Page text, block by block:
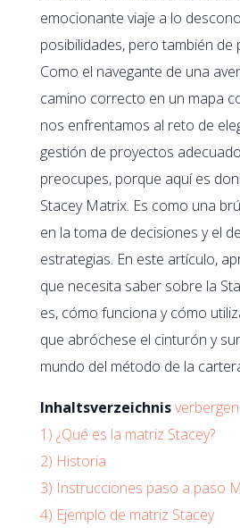
emocionante viaje a lo
posibilidades, pero también de
Como el navegante de una
camino correcto en un mapa
nos enfrentamos al reto de
gestión de proyectos
preocupes, porque aquí es
Stacey Matrix. Es como una
en la toma de decisiones y el
estrategias. En este artículo,
que necesita saber sobre la
es, cómo funciona y cómo
que abróchese el cinturón y
mundo del método de la
Inhaltsverzeichnisverbergen
1) ¿Qué es la matriz Stacey?
2) Historia
3) Instrucciones paso a paso
4) Ejemplo de matriz Stacey